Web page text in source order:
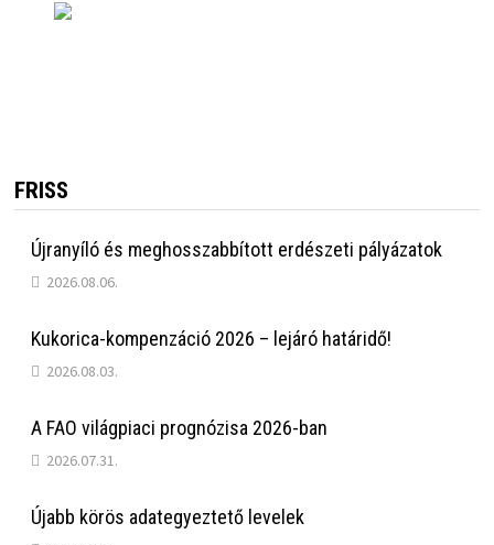
FRISS
Újranyíló és meghosszabbított erdészeti pályázatok
2026.08.06.
Kukorica-kompenzáció 2026 – lejáró határidő!
2026.08.03.
A FAO világpiaci prognózisa 2026-ban
2026.07.31.
Újabb körös adategyeztető levelek